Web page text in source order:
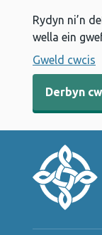
Rydyn ni’n
wella ein
Gweld cwcis
Derbyn